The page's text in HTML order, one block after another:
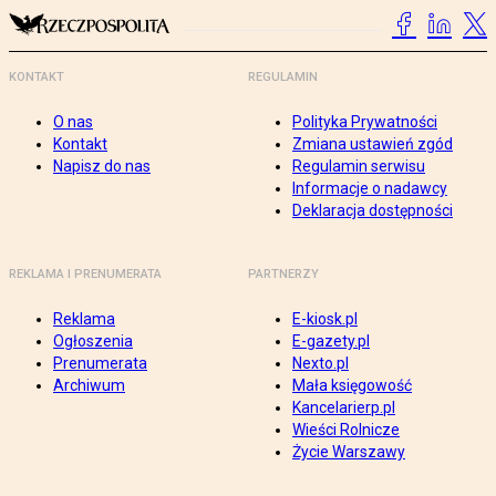
KONTAKT
O nas
Kontakt
Napisz do nas
REGULAMIN
Polityka Prywatności
Zmiana ustawień zgód
Regulamin serwisu
Informacje o nadawcy
Deklaracja dostępności
REKLAMA I PRENUMERATA
Reklama
Ogłoszenia
Prenumerata
Archiwum
PARTNERZY
E-kiosk.pl
E-gazety.pl
Nexto.pl
Mała księgowość
Kancelarierp.pl
Wieści Rolnicze
Życie Warszawy